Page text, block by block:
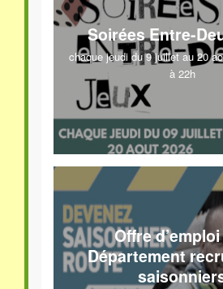
Soirées Entre-
chaque jeudi du 9 juillet au 20
à 22h
Offre
Département